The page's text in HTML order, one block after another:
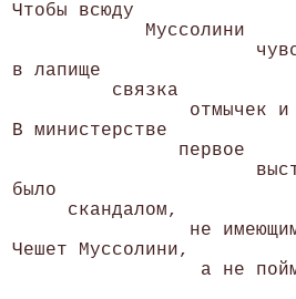
Чтобы всюду
             Муссолини
в лапище
          связка
отмычек
В министерстве
                первое
было
      скандалом,
не
Чешет Муссолини,
а не